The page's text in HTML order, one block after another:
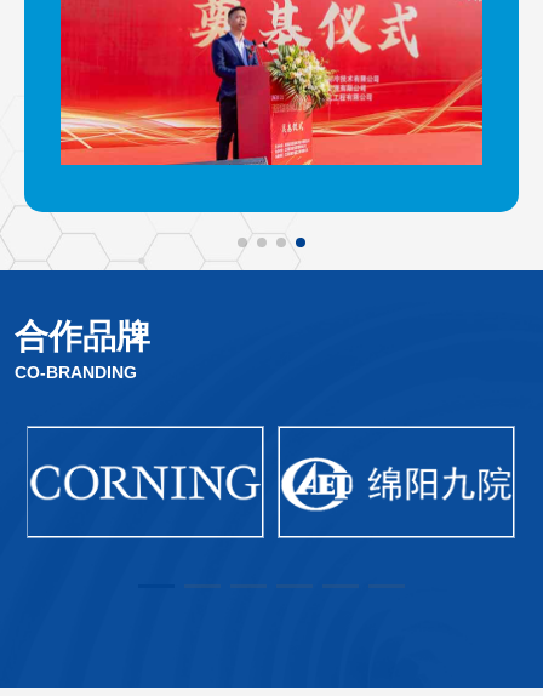
辞，随后，建筑单位及区领导相继上台致辞，他们对冠
亚恒温在推动地方经济发展、科技创新方面…
合作品牌
CO-BRANDING